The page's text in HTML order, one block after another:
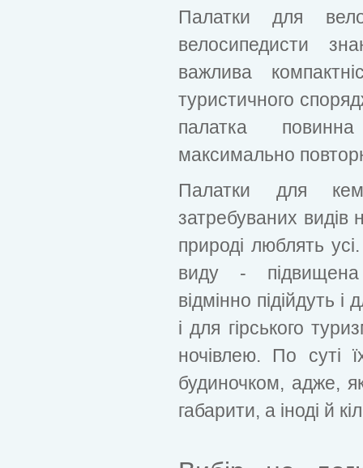
Палатки для
велосипедисти
важлива
туристичного
палатка
максимально
Палатки для
затребуваних видів
природі люблять
виду - підвищена
відмінно підійдуть
і для гірського
ночівлею. По суті
будиночком, адже,
габарити, а іноді й